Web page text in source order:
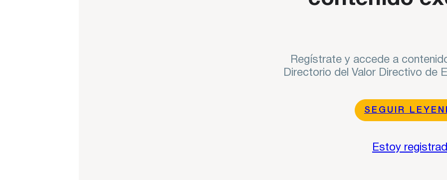
Regístrate y accede a
Directorio del Valor Directivo de
SEGUIR
Estoy